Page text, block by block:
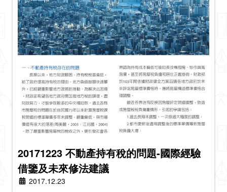
20171223 不動產持有稅的問題-國際經驗
借鑒及未來修法建議
2017.12.23